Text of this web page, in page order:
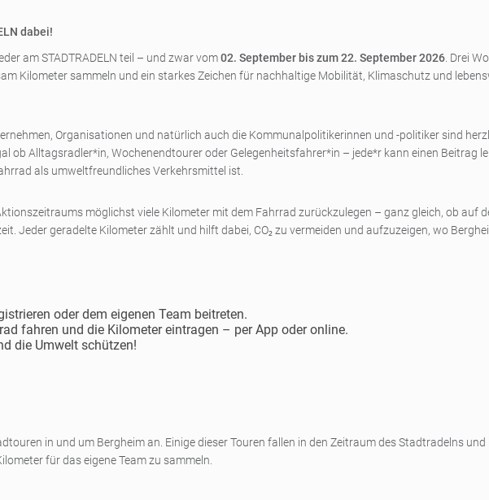
dabei!
am STADTRADELN teil – und zwar vom02. September bis zum 22. September 2026 . Drei
Kilometer sammeln und ein starkes Zeichen für nachhaltige Mobilität, Klimaschutz und
Organisationen und natürlich auch die Kommunalpolitikerinnen und -politiker sind
ob Alltagsradler*in, Wochenendtourer oder Gelegenheitsfahrer*in – jede*r kann einen Beitrag
als umweltfreundliches Verkehrsmittel ist.
möglichst viele Kilometer mit dem Fahrrad zurückzulegen – ganz gleich, ob auf
Jeder geradelte Kilometer zählt und hilft dabei, CO₂ zu vermeiden und aufzuzeigen, wo
oder dem eigenen Team beitreten.
fahren und die Kilometer eintragen – per App oder online.
die Umwelt schützen!
in und um Bergheim an. Einige dieser Touren fallen in den Zeitraum des Stadtradelns und
für das eigene Team zu sammeln.